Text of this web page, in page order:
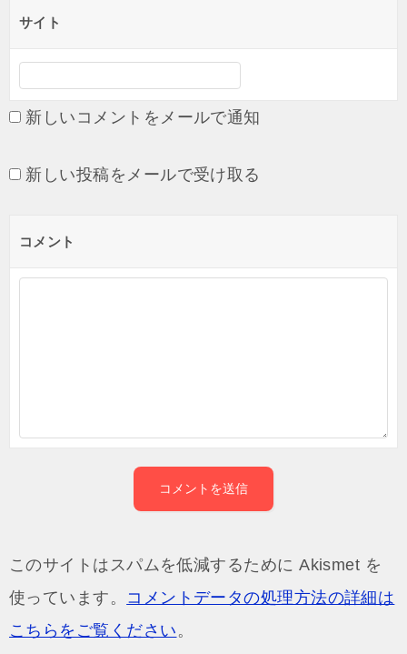
サイト
新しいコメントをメールで通知
新しい投稿をメールで受け取る
コメント
このサイトはスパムを低減するために Akismet を
使っています。 コメントデータの処理方法の詳細は
こちらをご覧ください 。